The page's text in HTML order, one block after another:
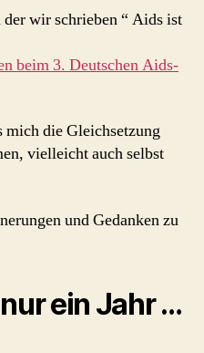
wir schrieben “ Aids ist
beim 3. Deutschen Aids-
mich die Gleichsetzung
vielleicht auch selbst
und Gedanken zu
ein Jahr …